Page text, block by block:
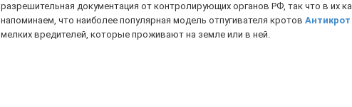
разрешительная документация от контролирующих органов РФ, так что в их
напоминаем, что наиболее популярная модель отпугивателя кротов
мелких вредителей, которые проживают на земле или в ней.